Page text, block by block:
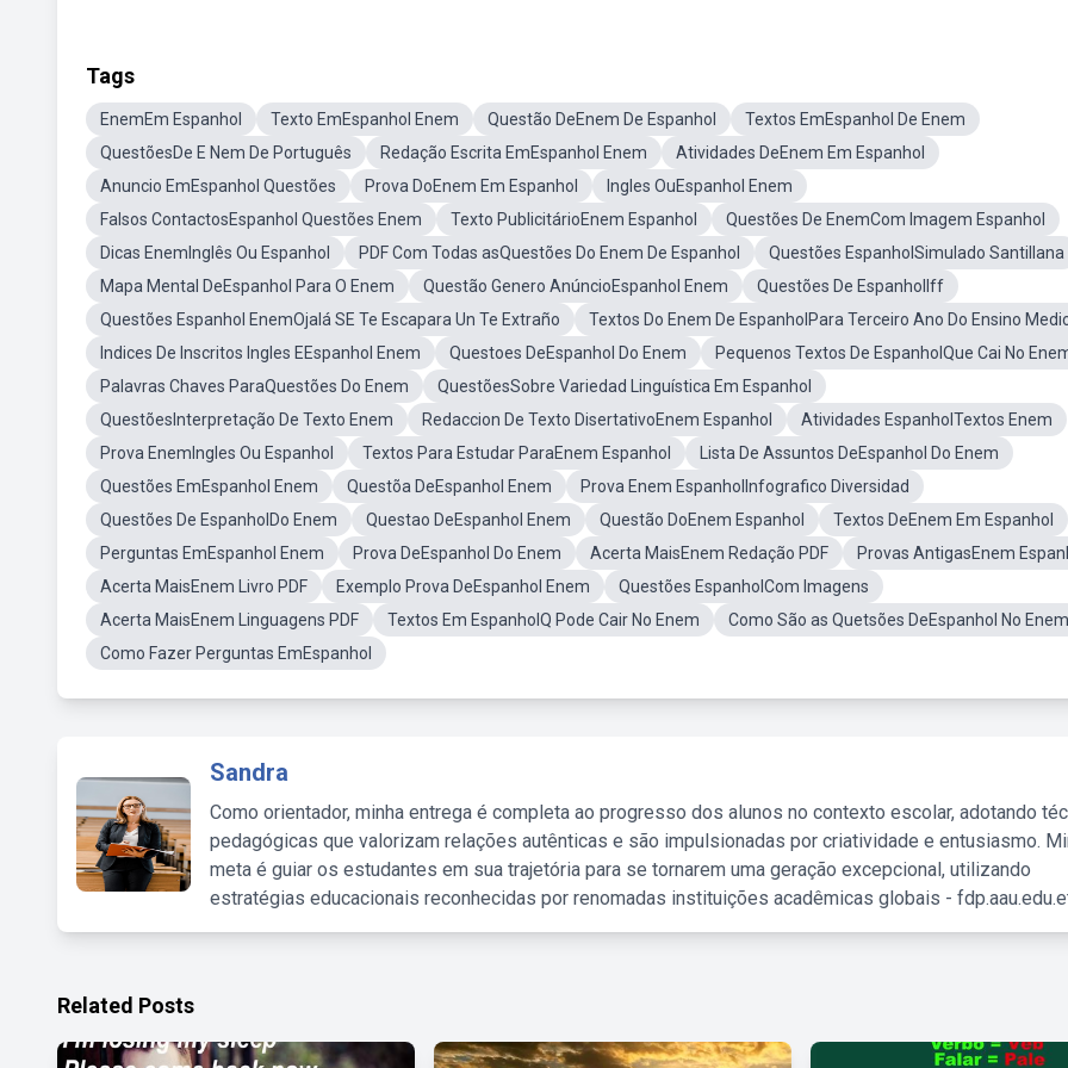
Tags
EnemEm Espanhol Texto EmEspanhol Enem Questão DeEnem De Espanhol
Textos EmEspanhol De Enem
QuestõesDe E Nem De Português
Redação Escrita EmEspanhol Enem
Atividades DeEnem Em Espanhol
Anuncio EmEspanhol Questões
Prova DoEnem Em Espanhol
Ingles OuEspanhol Enem
Falsos ContactosEspanhol Questões Enem
Texto PublicitárioEnem Espanhol
Questões De EnemCom Imagem Espanhol
Dicas EnemInglês Ou Espanhol
PDF Com Todas asQuestões Do Enem De Espanhol
Questões EspanholSimulado Santillana
Mapa Mental DeEspanhol Para O Enem
Questão Genero AnúncioEspanhol Enem
Questões De EspanholIff
Questões Espanhol EnemOjalá SE Te Escapara Un Te Extraño
Textos Do Enem De EspanholPara Terceiro Ano Do Ensino
Indices De Inscritos Ingles EEspanhol Enem
Questoes DeEspanhol Do Enem
Pequenos Textos De EspanholQue Cai No
Palavras Chaves ParaQuestões Do Enem
QuestõesSobre Variedad Linguística Em Espanhol
QuestõesInterpretação De Texto Enem
Redaccion De Texto DisertativoEnem Espanhol
Atividades EspanholTextos Enem
Prova EnemIngles Ou Espanhol
Textos Para Estudar ParaEnem Espanhol
Lista De Assuntos DeEspanhol Do Enem
Questões EmEspanhol Enem
Questõa DeEspanhol Enem
Prova Enem EspanholInfografico Diversidad
Questões De EspanholDo Enem
Questao DeEspanhol Enem Questão DoEnem Espanhol
Textos DeEnem Em Espanhol
Perguntas EmEspanhol Enem
Prova DeEspanhol Do Enem Acerta MaisEnem Redação PDF
Provas AntigasEnem
Acerta MaisEnem Livro PDF
Exemplo Prova DeEspanhol Enem
Questões EspanholCom Imagens
Acerta MaisEnem Linguagens PDF
Textos Em EspanholQ Pode Cair No Enem
Como São as Quetsões DeEspanhol No Enem
Como Fazer Perguntas EmEspanhol
Sandra
Como orientador, minha entrega é completa ao progresso dos alunos no contexto escolar, adotando
pedagógicas que valorizam relações autênticas e são impulsionadas por criatividade e entusiasmo.
meta é guiar os estudantes em sua trajetória para se tornarem uma geração excepcional, utilizando
estratégias educacionais reconhecidas por renomadas instituições acadêmicas globais -
Related Posts